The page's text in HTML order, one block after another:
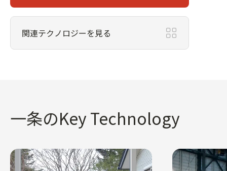
関連テクノロジーを見る
一条のKey Technology